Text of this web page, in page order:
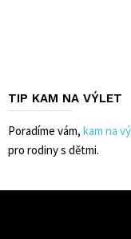
TIP KAM NA VÝLET
Poradíme vám, kam na
pro rodiny s dětmi.